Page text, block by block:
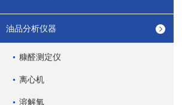
油品分析仪器
糠醛测定仪
离心机
溶解氧